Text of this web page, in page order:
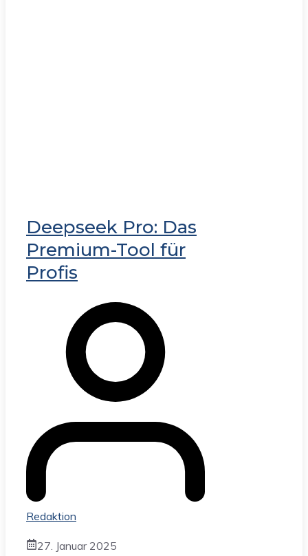
Deepseek Pro: Das
Premium-Tool für
Profis
Redaktion
27. Januar 2025